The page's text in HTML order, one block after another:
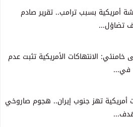
أمريكية بسبب ترامب.. تقرير صادم
تضاؤل...
خامنئي: الانتهاكات الأمريكية تثبت عدم
في...
أمريكية تهز جنوب إيران.. هجوم صاروخي